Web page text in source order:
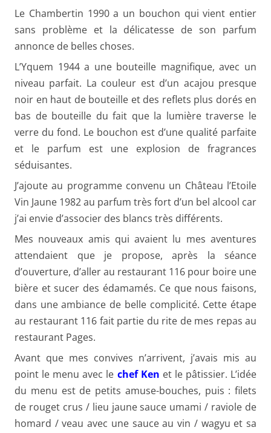
Le Chambertin 1990 a un bouchon qui vient entier
sans problème et la délicatesse de son parfum
annonce de belles choses.
L’Yquem 1944 a une bouteille magnifique, avec un
niveau parfait. La couleur est d’un acajou presque
noir en haut de bouteille et des reflets plus dorés en
bas de bouteille du fait que la lumière traverse le
verre du fond. Le bouchon est d’une qualité parfaite
et le parfum est une explosion de fragrances
séduisantes.
J’ajoute au programme convenu un Château l’Etoile
Vin Jaune 1982 au parfum très fort d’un bel alcool car
j’ai envie d’associer des blancs très différents.
Mes nouveaux amis qui avaient lu mes aventures
attendaient que je propose, après la séance
d’ouverture, d’aller au restaurant 116 pour boire une
bière et sucer des édamamés. Ce que nous faisons,
dans une ambiance de belle complicité. Cette étape
au restaurant 116 fait partie du rite de mes repas au
restaurant Pages.
Avant que mes convives n’arrivent, j’avais mis au
point le menu avec le chef Ken et le pâtissier. L’idée
du menu est de petits amuse-bouches, puis : filets
de rouget crus / lieu jaune sauce umami / raviole de
homard / veau avec une sauce au vin / wagyu et sa